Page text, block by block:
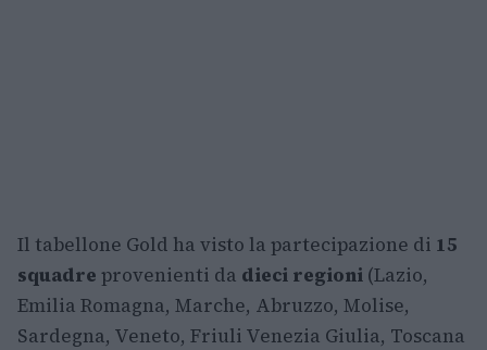
Il tabellone Gold ha visto la partecipazione di 15
squadre provenienti da dieci regioni (Lazio,
Emilia Romagna, Marche, Abruzzo, Molise,
Sardegna, Veneto, Friuli Venezia Giulia, Toscana